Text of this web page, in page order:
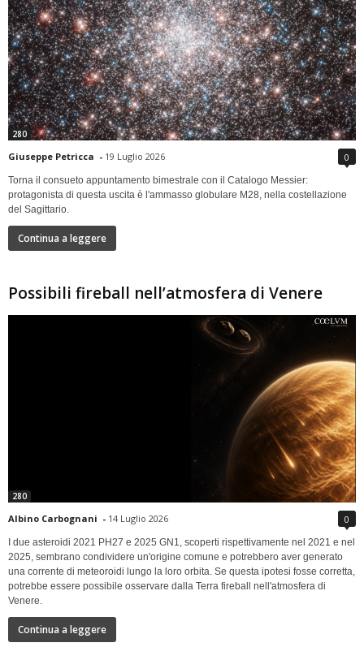
280
Giuseppe Petricca - 19 Luglio 2026 0
Torna il consueto appuntamento bimestrale con il Catalogo Messier:
protagonista di questa uscita è l'ammasso globulare M28, nella costellazione
del Sagittario.
Continua a leggere
Possibili fireball nell’atmosfera di Venere
280
Albino Carbognani - 14 Luglio 2026 0
I due asteroidi 2021 PH27 e 2025 GN1, scoperti rispettivamente nel 2021 e nel
2025, sembrano condividere un'origine comune e potrebbero aver generato
una corrente di meteoroidi lungo la loro orbita. Se questa ipotesi fosse corretta,
potrebbe essere possibile osservare dalla Terra fireball nell'atmosfera di
Venere.
Continua a leggere